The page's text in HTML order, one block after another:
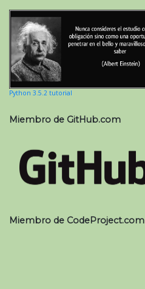
Python 3.5.2 tutorial
Miembro de GitHub.com
Miembro de CodeProject.com